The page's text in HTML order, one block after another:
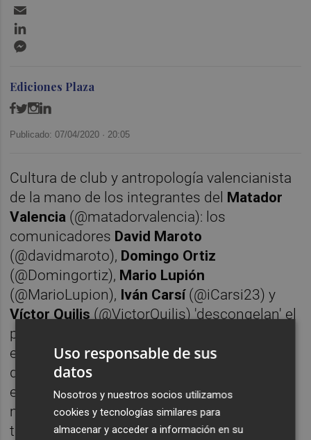
Ediciones Plaza
Publicado: 07/04/2020 · 20:05
Cultura de club y antropología valencianista
de la mano de los integrantes del Matador
Valencia (@matadorvalencia): los
comunicadores David Maroto
(@davidmaroto), Domingo Ortiz
(@Domingortiz), Mario Lupión
(@MarioLupion), Iván Carsí(@iCarsi23) y
Víctor Quilis (@VictorQuilis) 'descongelan' el
programa de radio por unas horas, destapan
el tarro de las esencias desde casa y hablan
de los orígenes del proyecto en un piso de
estudiantes de Castellón, entrevistas
míticas, tertulianos que pensaban que la
temática de El Matador era taurina,
Uso responsable de sus
datos
Nosotros y nuestros socios utilizamos
cookies y tecnologías similares para
almacenar y acceder a información en su